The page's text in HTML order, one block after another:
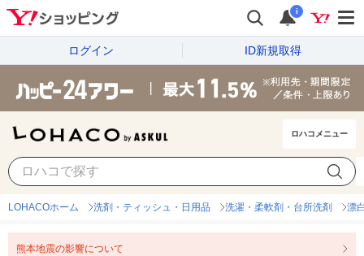
i
ログイン ID新規取得
ロハコメニュー
LOHACOホーム 洗剤・ティッシュ・日用品 洗濯・柔軟剤・台所洗剤 漂
熊本地震の影響について